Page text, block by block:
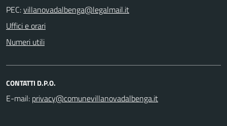
PEC:
Uffici e orari
Numeri utili
CONTATTI D.P.O.
E-mail: